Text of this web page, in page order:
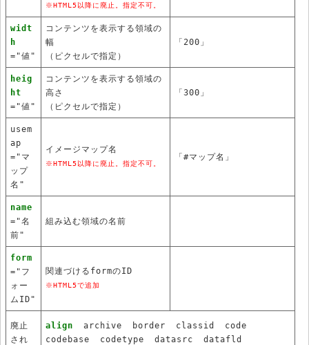
※HTML5以降に廃止。指定不可。
widt
h
="値"
コンテンツを表示する領域の
幅
（ピクセルで指定）
「200」
heig
ht
="値"
コンテンツを表示する領域の
高さ
（ピクセルで指定）
「300」
usem
ap
="マ
ップ
名"
イメージマップ名
※HTML5以降に廃止。指定不可。
「#マップ名」
name
="名
前"
組み込む領域の名前
form
="フ
ォー
ムID"
関連づけるformのID
※HTML5で追加
廃止
され
align archive border classid
code
codebase
codetype datasrc
datafld